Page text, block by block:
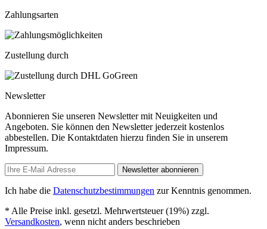
Zahlungsarten
Zustellung durch
Newsletter
Abonnieren Sie unseren Newsletter mit Neuigkeiten und
Angeboten. Sie können den Newsletter jederzeit kostenlos
abbestellen. Die Kontaktdaten hierzu finden Sie in unserem
Impressum.
Newsletter abonnieren
Ich habe die Datenschutzbestimmungen zur Kenntnis genommen.
* Alle Preise inkl. gesetzl. Mehrwertsteuer (19%) zzgl.
Versandkosten, wenn nicht anders beschrieben